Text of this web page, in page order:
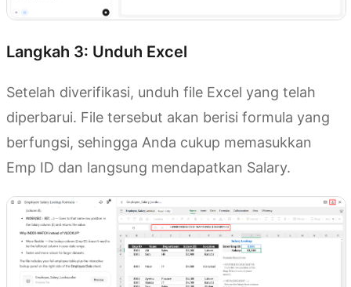
Langkah 3: Unduh Excel
Setelah diverifikasi, unduh file Excel yang telah
diperbarui. File tersebut akan berisi formula yang
berfungsi, sehingga Anda cukup memasukkan
Emp ID dan langsung mendapatkan Salary.